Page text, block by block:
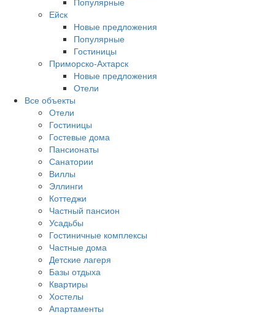
Ейск
Новые предложения
Популярные
Гостиницы
Приморско-Ахтарск
Новые предложения
Отели
Все объекты
Отели
Гостиницы
Гостевые дома
Пансионаты
Санатории
Виллы
Эллинги
Коттеджи
Частный пансион
Усадьбы
Гостиничные комплексы
Частные дома
Детские лагеря
Базы отдыха
Квартиры
Хостелы
Апартаменты